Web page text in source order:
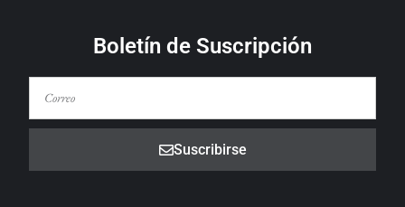
Boletín de Suscripción
Suscribirse